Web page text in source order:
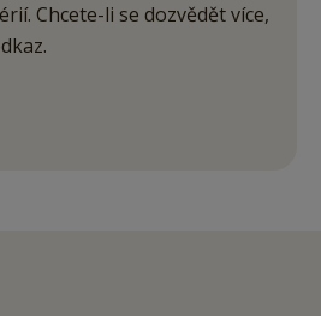
Chcete-li se dozvědět více,